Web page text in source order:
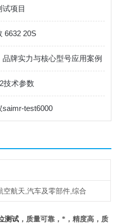
项目
6632 20S
牌实力与核心型号应用案例
技术参数
test6000
空航天,汽车及零部件,综合
测试 ，质量可靠，*，精度高，质